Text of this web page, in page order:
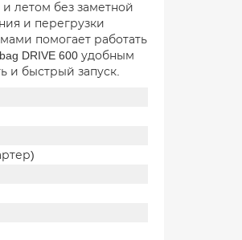
и летом без заметной
и перегрузки
помогает работать
DRIVE 600 удобным
и быстрый запуск.